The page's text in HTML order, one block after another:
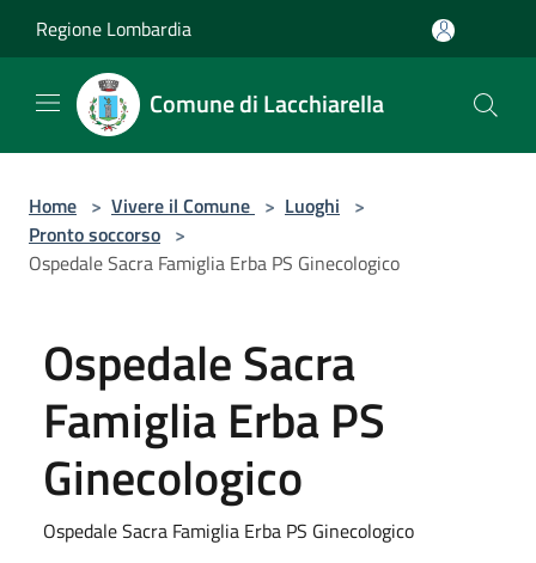
Regione Lombardia
Comune di Lacchiarella
Home > Vivere il Comune > Luoghi >
Pronto soccorso >
Ospedale Sacra Famiglia Erba PS Ginecologico
Ospedale Sacra
Famiglia Erba PS
Ginecologico
Ospedale Sacra Famiglia Erba PS Ginecologico